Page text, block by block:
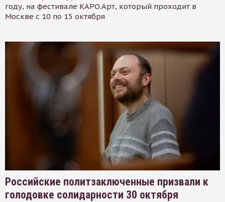
году, на фестивале КАРО.Арт, который проходит в
Москве с 10 по 15 октября
Российские политзаключенные призвали к
голодовке солидарности 30 октября